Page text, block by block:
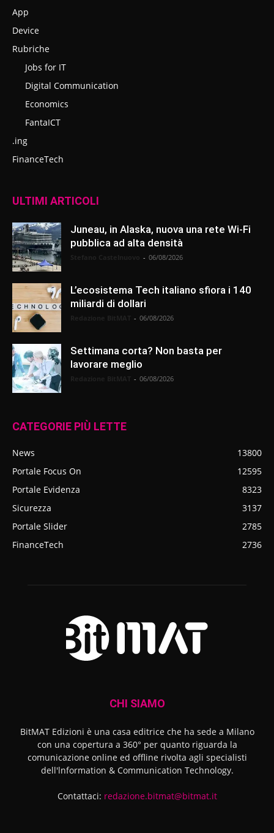
App
Device
Rubriche
Jobs for IT
Digital Communication
Economics
FantaICT
.ing
FinanceTech
ULTIMI ARTICOLI
Juneau, in Alaska, nuova una rete Wi-Fi
pubblica ad alta densità
- 06/08/2026
L’ecosistema Tech italiano sfiora i 140
miliardi di dollari
- 06/08/2026
Settimana corta? Non basta per
lavorare meglio
- 06/08/2026
CATEGORIE PIÙ LETTE
News
13800
Portale Focus On
12595
Portale Evidenza
8323
Sicurezza
3137
Portale Slider
2785
FinanceTech
2736
CHI SIAMO
BitMAT Edizioni è una casa editrice che ha sede a Milano
con una copertura a 360° per quanto riguarda la
comunicazione online ed offline rivolta agli specialisti
dell'lnformation & Communication Technology.
Contattaci: redazione.bitmat@bitmat.it